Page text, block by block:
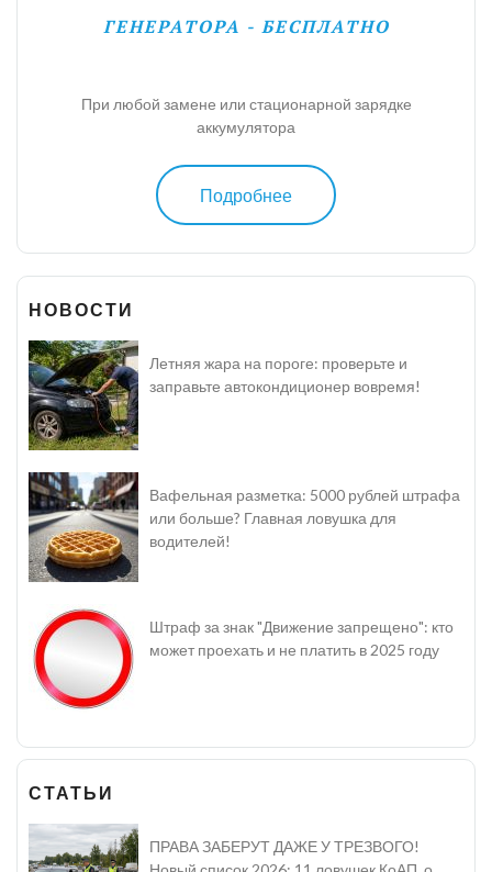
ГЕНЕРАТОРА - БЕСПЛАТНО
При любой замене или стационарной зарядке
аккумулятора
Подробнее
НОВОСТИ
Летняя жара на пороге: проверьте и
заправьте автокондиционер вовремя!
Вафельная разметка: 5000 рублей штрафа
или больше? Главная ловушка для
водителей!
Штраф за знак "Движение запрещено": кто
может проехать и не платить в 2025 году
СТАТЬИ
ПРАВА ЗАБЕРУТ ДАЖЕ У ТРЕЗВОГО!